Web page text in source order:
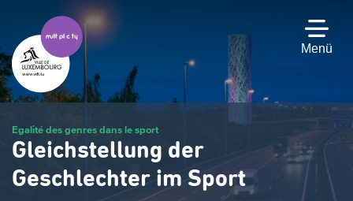
Hauptinhalt
gehen
Menü
Egalité des genres dans le sport
Gleichstellung der
Geschlechter im Sport